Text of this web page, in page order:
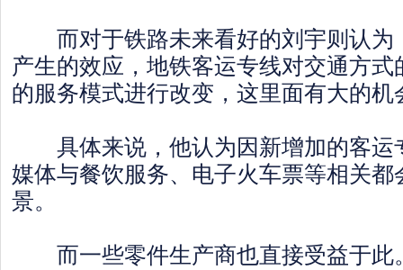
而对于铁路未来看好的刘宇则认为
产生的效应，地铁客运专线对交通方
的服务模式进行改变，这里面有大的机
具体来说，他认为因新增加的客运
媒体与餐饮服务、电子火车票等相关
景。
而一些零件生产商也直接受益于此